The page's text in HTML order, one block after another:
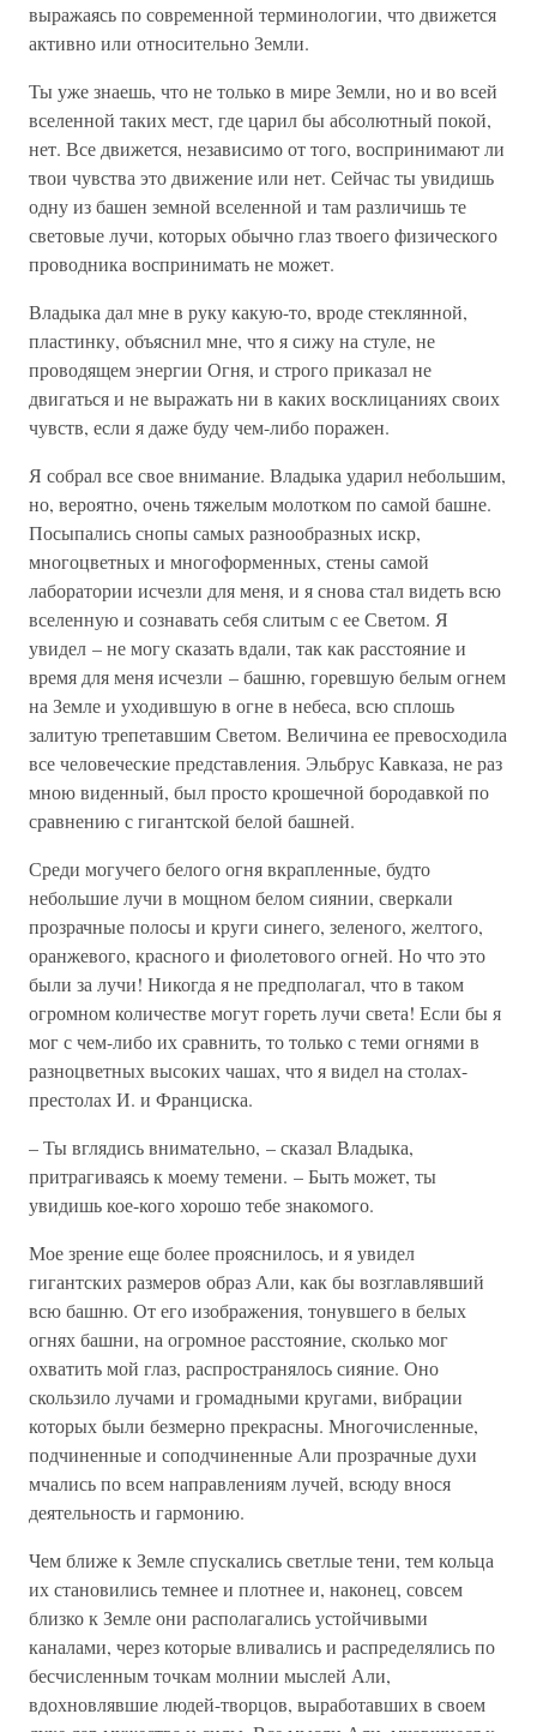
выражаясь по современной терминологии, что движется
активно или относительно Земли.
Ты уже знаешь, что не только в мире Земли, но и во всей
вселенной таких мест, где царил бы абсолютный покой,
нет. Все движется, независимо от того, воспринимают ли
твои чувства это движение или нет. Сейчас ты увидишь
одну из башен земной вселенной и там различишь те
световые лучи, которых обычно глаз твоего физического
проводника воспринимать не может.
Владыка дал мне в руку какую-то, вроде стеклянной,
пластинку, объяснил мне, что я сижу на стуле, не
проводящем энергии Огня, и строго приказал не
двигаться и не выражать ни в каких восклицаниях своих
чувств, если я даже буду чем-либо поражен.
Я собрал все свое внимание. Владыка ударил небольшим,
но, вероятно, очень тяжелым молотком по самой башне.
Посыпались снопы самых разнообразных искр,
многоцветных и многоформенных, стены самой
лаборатории исчезли для меня, и я снова стал видеть всю
вселенную и сознавать себя слитым с ее Светом. Я
увидел – не могу сказать вдали, так как расстояние и
время для меня исчезли – башню, горевшую белым огнем
на Земле и уходившую в огне в небеса, всю сплошь
залитую трепетавшим Светом. Величина ее превосходила
все человеческие представления. Эльбрус Кавказа, не раз
мною виденный, был просто крошечной бородавкой по
сравнению с гигантской белой башней.
Среди могучего белого огня вкрапленные, будто
небольшие лучи в мощном белом сиянии, сверкали
прозрачные полосы и круги синего, зеленого, желтого,
оранжевого, красного и фиолетового огней. Но что это
были за лучи! Никогда я не предполагал, что в таком
огромном количестве могут гореть лучи света! Если бы я
мог с чем-либо их сравнить, то только с теми огнями в
разноцветных высоких чашах, что я видел на столах-
престолах И. и Франциска.
– Ты вглядись внимательно, – сказал Владыка,
притрагиваясь к моему темени. – Быть может, ты
увидишь кое-кого хорошо тебе знакомого.
Мое зрение еще более прояснилось, и я увидел
гигантских размеров образ Али, как бы возглавлявший
всю башню. От его изображения, тонувшего в белых
огнях башни, на огромное расстояние, сколько мог
охватить мой глаз, распространялось сияние. Оно
скользило лучами и громадными кругами, вибрации
которых были безмерно прекрасны. Многочисленные,
подчиненные и соподчиненные Али прозрачные духи
мчались по всем направлениям лучей, всюду внося
деятельность и гармонию.
Чем ближе к Земле спускались светлые тени, тем кольца
их становились темнее и плотнее и, наконец, совсем
близко к Земле они располагались устойчивыми
каналами, через которые вливались и распределялись по
бесчисленным точкам молнии мыслей Али,
вдохновлявшие людей-творцов, выработавших в своем